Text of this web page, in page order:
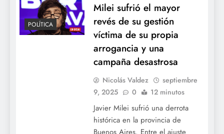
POLÍTICA
Milei sufrió el mayor
revés de su gestión
víctima de su propia
arrogancia y una
campaña desastrosa
Nicolás Valdez
septiembre
9, 2025
0 12 minutos
Javier Milei sufrió una derrota
histórica en la provincia de